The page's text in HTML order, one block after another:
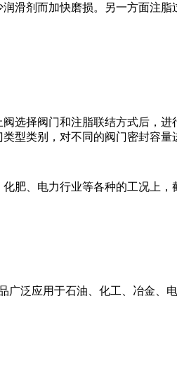
滑剂而加快磨损。另一方面注
选择阀门和注脂联结方式后，
型类别，对不同的阀门密封容量
肥、电力行业等各种的工况上
泛应用于石油、化工、冶金